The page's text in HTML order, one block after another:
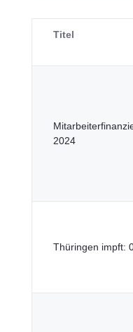
Titel
2024
Thüringen impft: